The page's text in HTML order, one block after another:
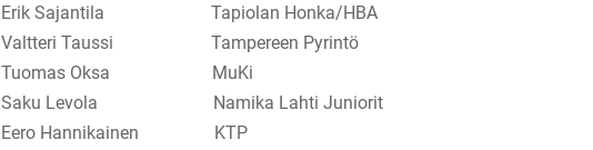
Erik Sajantila Tapiolan Honka/HBA
Valtteri Taussi Tampereen Pyrintö
Tuomas Oksa MuKi
Saku Levola Namika Lahti Juniorit
Eero Hannikainen KTP